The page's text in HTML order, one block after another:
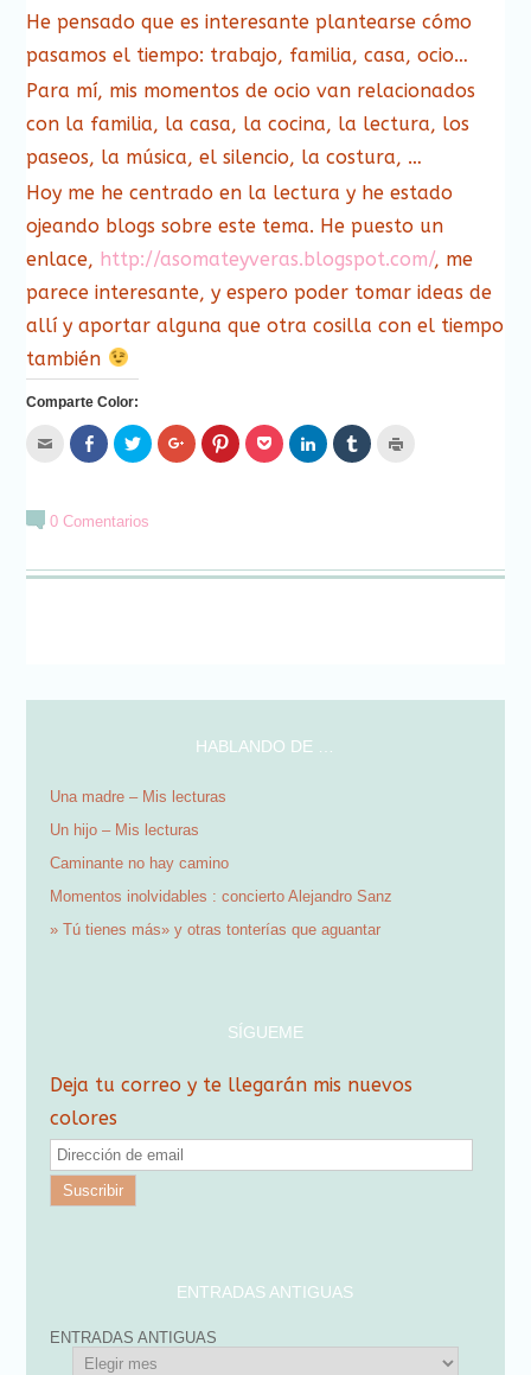
He pensado que es interesante plantearse cómo
pasamos el tiempo: trabajo, familia, casa, ocio…
Para mí, mis momentos de ocio van relacionados
con la familia, la casa, la cocina, la lectura, los
paseos, la música, el silencio, la costura, …
Hoy me he centrado en la lectura y he estado
ojeando blogs sobre este tema. He puesto un
enlace, http://asomateyveras.blogspot.com/, me
parece interesante, y espero poder tomar ideas de
allí y aportar alguna que otra cosilla con el tiempo
también
Comparte Color:
Hac
clic
para
correo
electrónico
amigo
(Se
Haz
clic
para
Facebook
(Se
una
ventana
Haz
clic
para
(Se
una
ventana
Haz
clic
para
una
ventana
Haz
clic
para
una
ventana
Haz
clic
para
una
ventana
Haz
clic
para
una
ventana
Haz
clic
una
ventana
nueva)
0 Comentarios
HABLANDO DE …
Una madre – Mis lecturas
Un hijo – Mis lecturas
Caminante no hay camino
Momentos inolvidables : concierto Alejandro Sanz
» Tú tienes más» y otras tonterías que aguantar
SÍGUEME
Deja tu correo y te llegarán mis nuevos
colores
D
ENTRADAS ANTIGUAS
ENTRADAS ANTIGUAS